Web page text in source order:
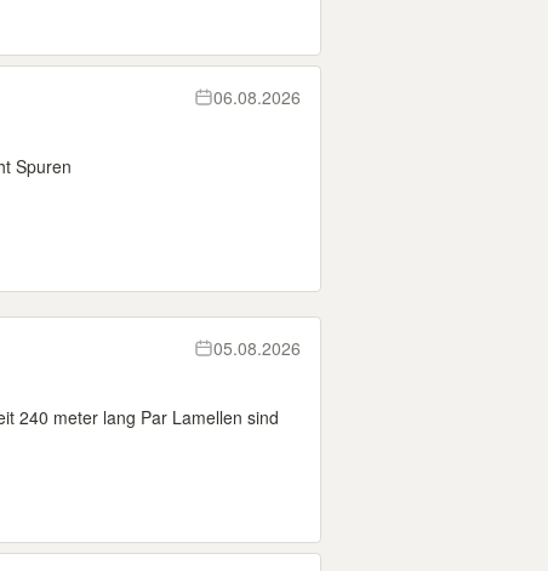
06.08.2026
Spuren
05.08.2026
240 meter lang Par Lamellen sind